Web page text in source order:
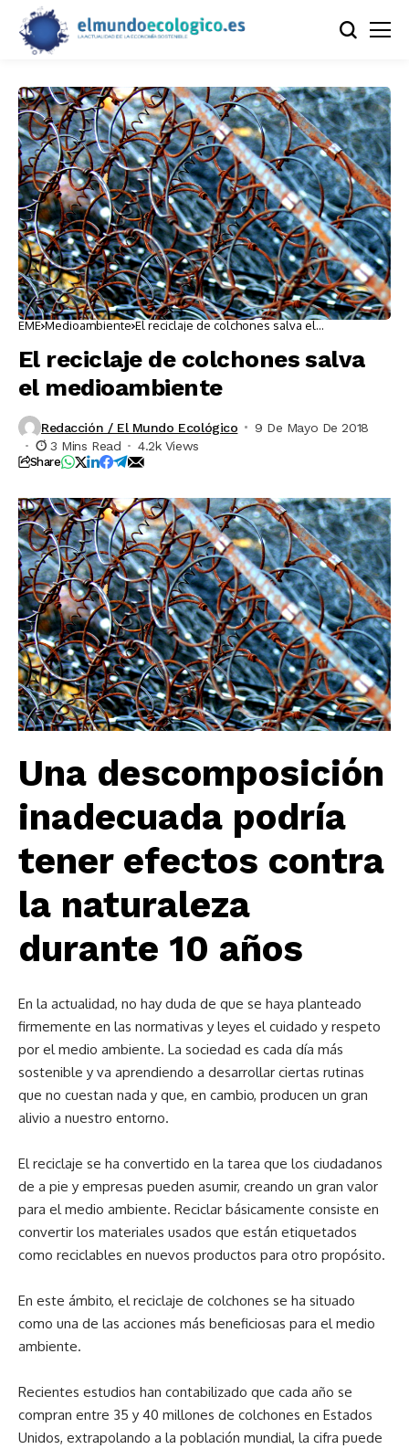
EME Medioambiente El reciclaje de colchones salva el
El reciclaje de colchones salva
el medioambiente
Redacción / El Mundo Ecológico
9 De Mayo De 2018
3 Mins Read
4.2k Views
Share
Una descomposición
inadecuada podría
tener efectos contra
la naturaleza
durante 10 años
En la actualidad, no hay duda de que se haya planteado
firmemente en las normativas y leyes el cuidado y respeto
por el medio ambiente. La sociedad es cada día más
sostenible y va aprendiendo a desarrollar ciertas rutinas
que no cuestan nada y que, en cambio, producen un gran
alivio a nuestro entorno.
El reciclaje se ha convertido en la tarea que los ciudadanos
de a pie y empresas pueden asumir, creando un gran valor
para el medio ambiente. Reciclar básicamente consiste en
convertir los materiales usados ​​que están etiquetados
como reciclables en nuevos productos para otro propósito.
En este ámbito, el reciclaje de colchones se ha situado
como una de las acciones más beneficiosas para el medio
ambiente.
Recientes estudios han contabilizado que cada año se
compran entre 35 y 40 millones de colchones en Estados
Unidos, extrapolando a la población mundial, la cifra puede